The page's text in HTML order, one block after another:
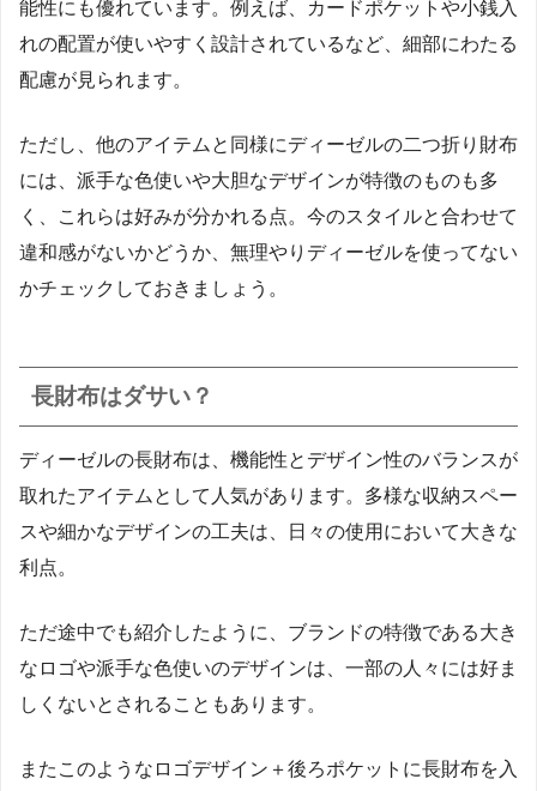
能性にも優れています。例えば、カードポケットや小銭入
れの配置が使いやすく設計されているなど、細部にわたる
配慮が見られます。
ただし、他のアイテムと同様にディーゼルの二つ折り財布
には、派手な色使いや大胆なデザインが特徴のものも多
く、これらは好みが分かれる点。今のスタイルと合わせて
違和感がないかどうか、無理やりディーゼルを使ってない
かチェックしておきましょう。
長財布はダサい？
ディーゼルの長財布は、機能性とデザイン性のバランスが
取れたアイテムとして人気があります。多様な収納スペー
スや細かなデザインの工夫は、日々の使用において大きな
利点。
ただ途中でも紹介したように、ブランドの特徴である大き
なロゴや派手な色使いのデザインは、一部の人々には好ま
しくないとされることもあります。
またこのようなロゴデザイン＋後ろポケットに長財布を入